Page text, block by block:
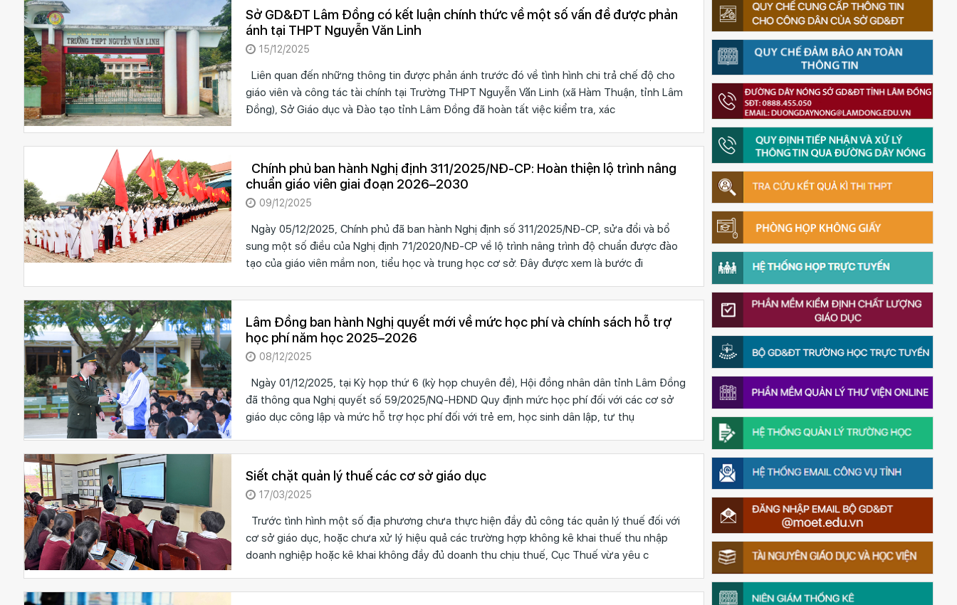
Sở GD&ĐT Lâm Đồng có kết luận chính thức về một số vấn đề được phản
ánh tại THPT Nguyễn Văn Linh
15/12/2025
Liên quan đến những thông tin được phản ánh trước đó về tình hình chi trả chế độ cho
giáo viên và công tác tài chính tại Trường THPT Nguyễn Văn Linh (xã Hàm Thuận, tỉnh Lâm
Đồng), Sở Giáo dục và Đào tạo tỉnh Lâm Đồng đã hoàn tất việc kiểm tra, xác
Chính phủ ban hành Nghị định 311/2025/NĐ-CP: Hoàn thiện lộ trình nâng
chuẩn giáo viên giai đoạn 2026–2030
09/12/2025
Ngày 05/12/2025, Chính phủ đã ban hành Nghị định số 311/2025/NĐ-CP, sửa đổi và bổ
sung một số điều của Nghị định 71/2020/NĐ-CP về lộ trình nâng trình độ chuẩn được đào
tạo của giáo viên mầm non, tiểu học và trung học cơ sở. Đây được xem là bước đi
Lâm Đồng ban hành Nghị quyết mới về mức học phí và chính sách hỗ trợ
học phí năm học 2025–2026
08/12/2025
Ngày 01/12/2025, tại Kỳ họp thứ 6 (kỳ họp chuyên đề), Hội đồng nhân dân tỉnh Lâm Đồng
đã thông qua Nghị quyết số 59/2025/NQ-HĐND Quy định mức học phí đối với các cơ sở
giáo dục công lập và mức hỗ trợ học phí đối với trẻ em, học sinh dân lập, tư thụ
Siết chặt quản lý thuế các cơ sở giáo dục
17/03/2025
Trước tình hình một số địa phương chưa thực hiện đầy đủ công tác quản lý thuế đối với
cơ sở giáo dục, hoặc chưa xử lý hiệu quả các trường hợp không kê khai thuế thu nhập
doanh nghiệp hoặc kê khai không đầy đủ doanh thu chịu thuế, Cục Thuế vừa yêu c